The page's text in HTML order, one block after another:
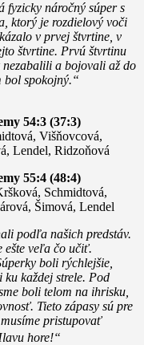
fyzicky náročný súper s
ktorý je rozdielový voči
v prvej štvrtine, v
štvrtine. Prvú štvrtinu
a bojovali až do
bol spokojný.“
54:3 (37:3)
Višňovcová,
Lendel, Ridzoňová
55:4 (48:4)
Schmidtová,
Šimová, Lendel
podľa našich predstáv.
ešte veľa čo učiť.
boli rýchlejšie,
ku každej strele. Pod
boli telom na ihrisku,
Tieto zápasy sú pre
pristupovať
hore!“